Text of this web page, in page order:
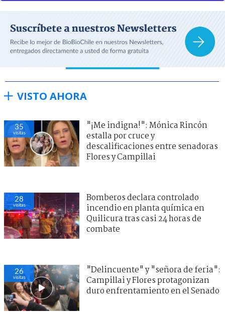
VISTO AHORA
35
visitas
"¡Me indigna!": Mónica Rincón
estalla por cruce y
descalificaciones entre senadoras
Flores y Campillai
28
visitas
Bomberos declara controlado
incendio en planta química en
Quilicura tras casi 24 horas de
combate
26
visitas
"Delincuente" y "señora de feria":
Campillai y Flores protagonizan
duro enfrentamiento en el Senado